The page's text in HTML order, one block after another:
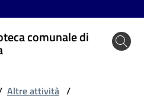
comunale di
Altre attività /